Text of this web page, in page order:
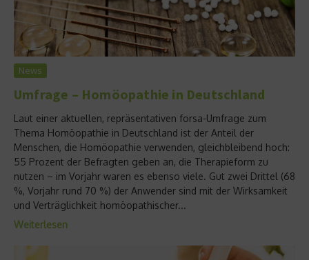
News
Umfrage – Homöopathie in Deutschland
Laut einer aktuellen, repräsentativen forsa-Umfrage zum
Thema Homöopathie in Deutschland ist der Anteil der
Menschen, die Homöopathie verwenden, gleichbleibend hoch:
55 Prozent der Befragten geben an, die Therapieform zu
nutzen – im Vorjahr waren es ebenso viele. Gut zwei Drittel (68
%, Vorjahr rund 70 %) der Anwender sind mit der Wirksamkeit
und Verträglichkeit homöopathischer...
Weiterlesen